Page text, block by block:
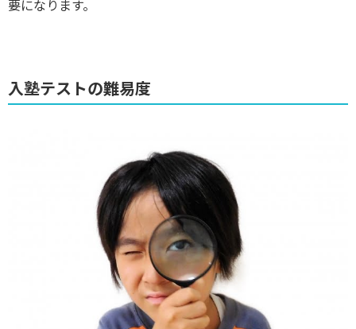
要になります。
入塾テストの難易度